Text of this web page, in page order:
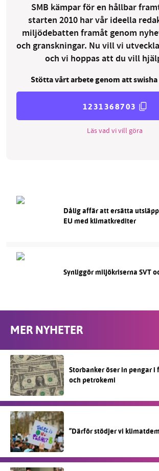
SMB kämpar för en hållbar
starten 2010 har vår ideella
miljödebatten framåt genom
och granskningar. Nu vill vi
och vi hoppas att du vill
Stötta vårt arbete genom att
1231368703
Läs vad vi vill göra
Dålig affär att ersätta
EU med klimatkrediter
Synliggör miljökriserna SVT
MER NYHETER
Storbanker öser in pengar i
och petrokemi
”Därför stödjer vi